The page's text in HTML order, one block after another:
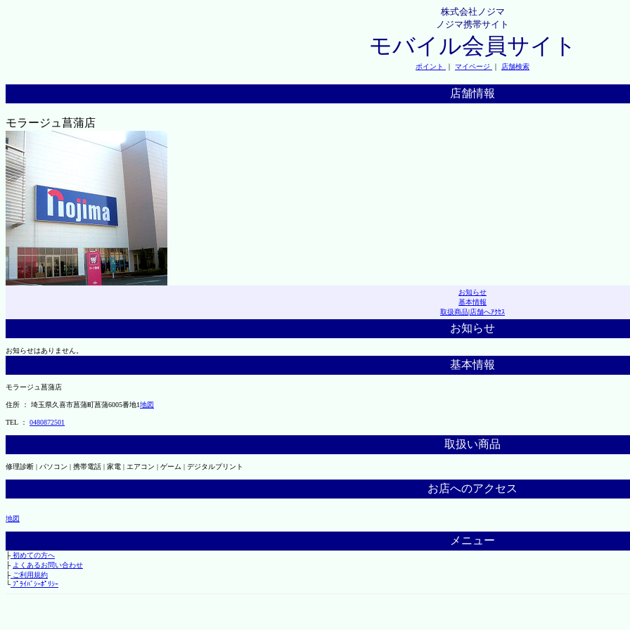
株式会社ノジマ
ノジマ携帯サイト
モバイル会員サイト
ポイント ｜ マイページ ｜ 店舗検索
店舗情報
モラージュ菖蒲店
お知らせ
基本情報
取扱商品|店舗へｱｸｾｽ
お知らせ
お知らせはありません。
基本情報
モラージュ菖蒲店
住所 ： 埼玉県久喜市菖蒲町菖蒲6005番地1地図
TEL ： 0480872501
取扱い商品
修理診断 | パソコン | 携帯電話 | 家電 | エアコン | ゲーム | デジタルプリント
お店へのアクセス
地図
メニュー
├初めての方へ
├ よくあるお問い合わせ
├ご利用規約
└ﾌﾟﾗｲﾊﾞｼｰﾎﾟﾘｼｰ